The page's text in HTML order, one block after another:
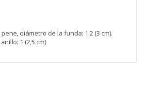
diámetro de la funda: 1.2 (3 cm).
1 (2,5 cm)